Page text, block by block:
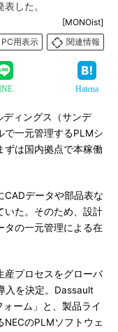
した。
[MONOist]
PC用表示
関連情報
Hatena
ィングス（サンデ
で一元管理するPLMシ
ずは国内拠点で本稼働
データや部品表な
いた。そのため、設計
タの一元管理による在
プロセスをグローバ
入を決定。Dassault
ーム」と、製品ライ
のPLMソフトウェ